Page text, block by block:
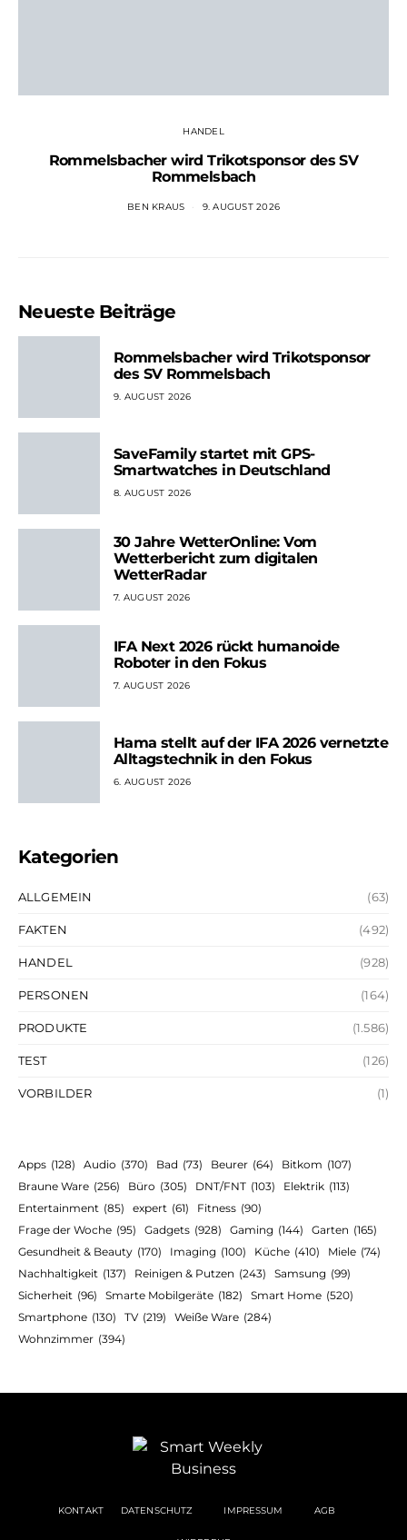
HANDEL
Rommelsbacher wird Trikotsponsor des SV
Rommelsbach
BEN KRAUS 9. AUGUST 2026
Neueste Beiträge
Rommelsbacher wird Trikotsponsor
des SV Rommelsbach
9. AUGUST 2026
SaveFamily startet mit GPS-
Smartwatches in Deutschland
8. AUGUST 2026
30 Jahre WetterOnline: Vom
Wetterbericht zum digitalen
WetterRadar
7. AUGUST 2026
IFA Next 2026 rückt humanoide
Roboter in den Fokus
7. AUGUST 2026
Hama stellt auf der IFA 2026 vernetzte
Alltagstechnik in den Fokus
6. AUGUST 2026
Kategorien
ALLGEMEIN (63)
FAKTEN (492)
HANDEL (928)
PERSONEN (164)
PRODUKTE (1.586)
TEST (126)
VORBILDER (1)
Apps (128) Audio (370) Bad (73) Beurer (64) Bitkom (107)
Braune Ware (256) Büro (305) DNT/FNT (103) Elektrik (113)
Entertainment (85) expert (61) Fitness (90)
Frage der Woche (95) Gadgets (928) Gaming (144) Garten (165)
Gesundheit & Beauty (170) Imaging (100) Küche (410) Miele (74)
Nachhaltigkeit (137) Reinigen & Putzen (243) Samsung (99)
Sicherheit (96) Smarte Mobilgeräte (182) Smart Home (520)
Smartphone (130) TV (219) Weiße Ware (284)
Wohnzimmer (394)
KONTAKT DATENSCHUTZ IMPRESSUM AGB